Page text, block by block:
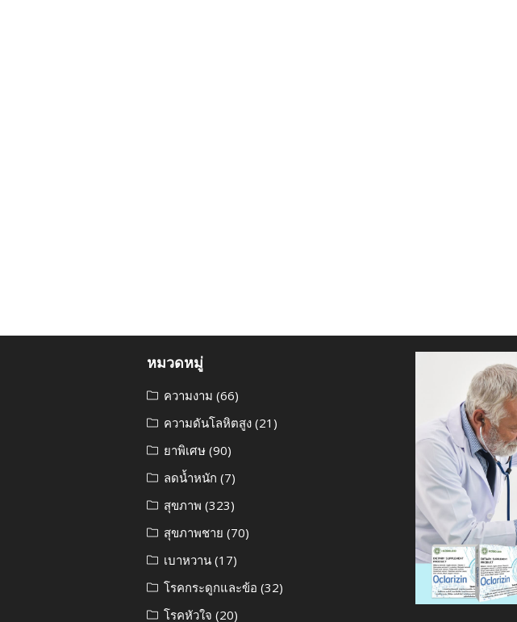
หมวดหมู่
ความงาม (66)
ความดันโลหิตสูง (21)
ยาพิเศษ (90)
ลดน้ำหนัก (7)
สุขภาพ (323)
สุขภาพชาย (70)
เบาหวาน (17)
โรคกระดูกและข้อ (32)
โรคหัวใจ (20)